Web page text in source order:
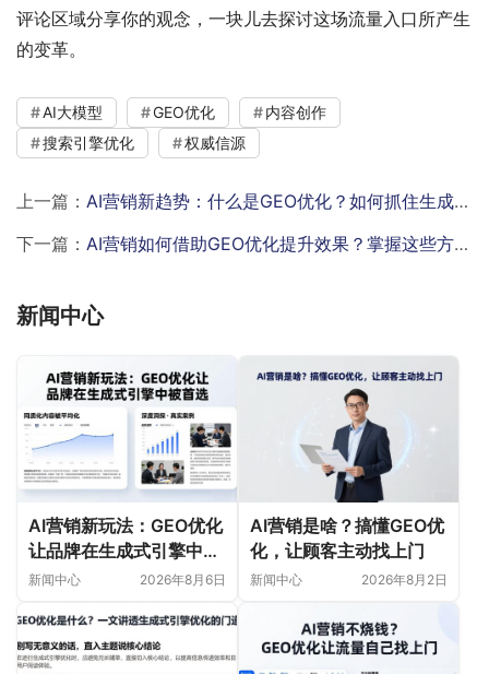
评论区域分享你的观念，一块儿去探讨这场流量入口所产生
的变革。
AI大模型 GEO优化
内容创作
搜索引擎优化
权威信源
上一篇： AI营销新趋势：什么是GEO优化？如何抓住生成式搜索红利
下一篇： AI营销如何借助GEO优化提升效果？掌握这些方法让营销更精准
新闻中心
AI营销新玩法：GEO优化
让品牌在生成式引擎中被
首选
新闻中心 2026年8月6日
AI营销是啥？搞懂GEO优
化，让顾客主动找上门
新闻中心 2026年8月2日